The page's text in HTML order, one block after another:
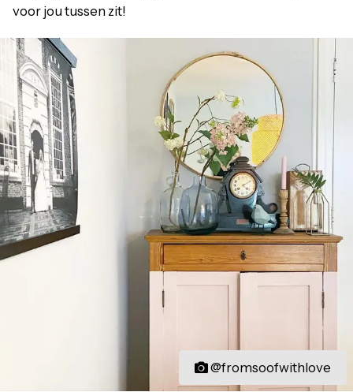
voor jou tussen zit!
@fromsoofwithlove